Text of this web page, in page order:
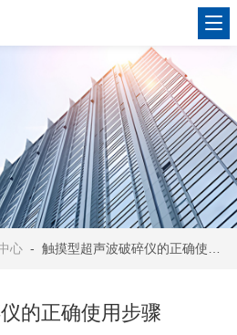
心 - 触摸型超声波破碎仪的正确使用步骤
的正确使用步骤